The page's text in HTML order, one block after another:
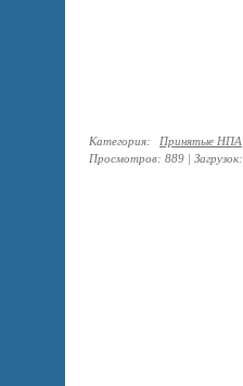
Категория: Принятые НПА
Просмотров: 889 | Загрузок: